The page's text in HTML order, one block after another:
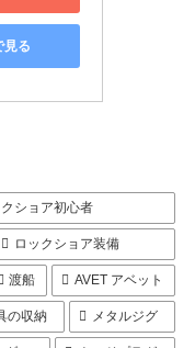
見る
クショア初心者
ロックショア装備
渡船 AVET アベット
の収納 メタルジグ